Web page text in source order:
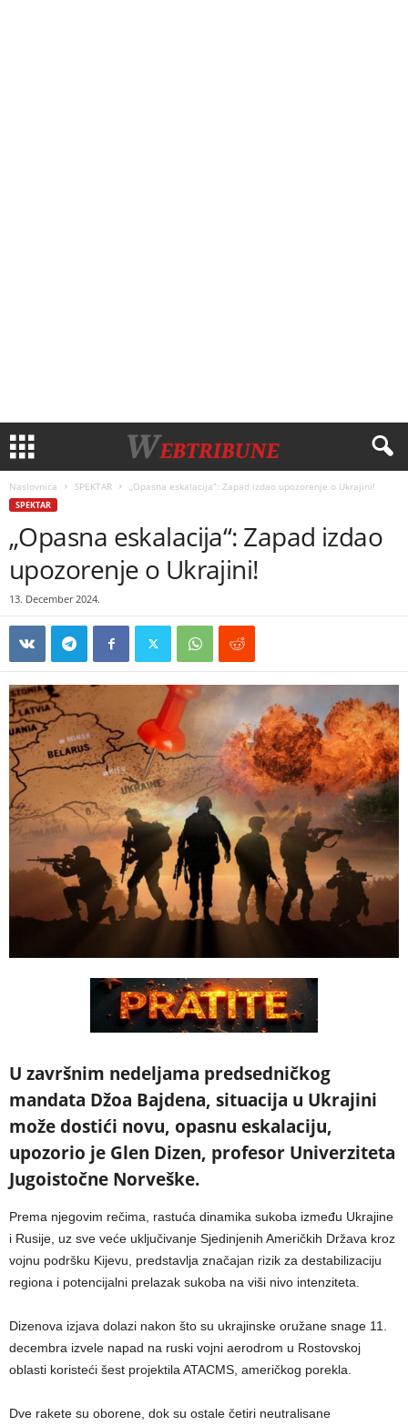
Naslovnica SPEKTAR „Opasna eskalacija“: Zapad izdao upozorenje o Ukrajini!
SPEKTAR
„Opasna eskalacija“: Zapad izdao
upozorenje o Ukrajini!
13. December 2024.
U završnim nedeljama predsedničkog
mandata Džoa Bajdena, situacija u Ukrajini
može dostići novu, opasnu eskalaciju,
upozorio je Glen Dizen, profesor Univerziteta
Jugoistočne Norveške.
Prema njegovim rečima, rastuća dinamika sukoba između Ukrajine
i Rusije, uz sve veće uključivanje Sjedinjenih Američkih Država kroz
vojnu podršku Kijevu, predstavlja značajan rizik za destabilizaciju
regiona i potencijalni prelazak sukoba na viši nivo intenziteta.
Dizenova izjava dolazi nakon što su ukrajinske oružane snage 11.
decembra izvele napad na ruski vojni aerodrom u Rostovskoj
oblasti koristeći šest projektila ATACMS, američkog porekla.
Dve rakete su oborene, dok su ostale četiri neutralisane